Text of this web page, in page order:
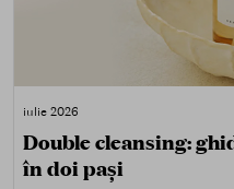
iulie 2026
Double cleansing:
în doi pași